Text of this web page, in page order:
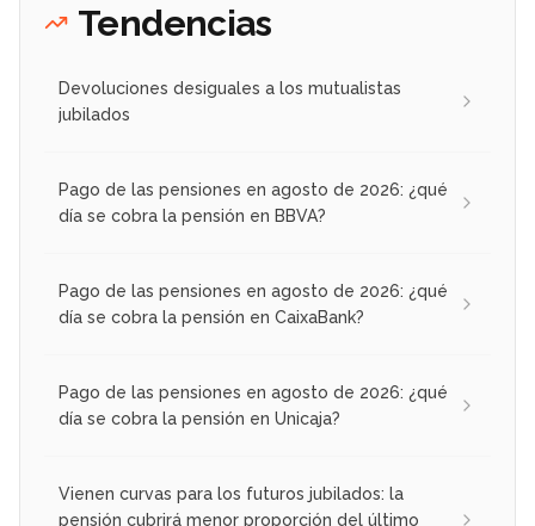
Tendencias
Devoluciones desiguales a los mutualistas
jubilados
Pago de las pensiones en agosto de 2026: ¿qué
día se cobra la pensión en BBVA?
Pago de las pensiones en agosto de 2026: ¿qué
día se cobra la pensión en CaixaBank?
Pago de las pensiones en agosto de 2026: ¿qué
día se cobra la pensión en Unicaja?
Vienen curvas para los futuros jubilados: la
pensión cubrirá menor proporción del último